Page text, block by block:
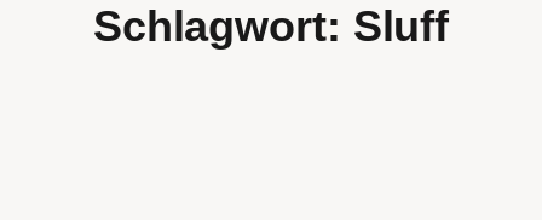
Schlagwort: Sluff